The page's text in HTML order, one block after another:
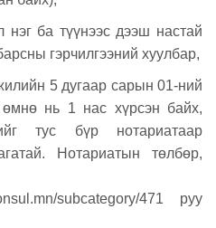
нэг ба түүнээс дээш настай
гэрчилгээний хуулбар,
5 дугаар сарын 01-ний
нь 1 нас хүрсэн байх,
тус бүр нотариатаар
Нотариатын төлбөр,
subcategory/471 руу